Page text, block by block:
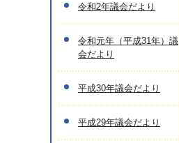
令和2年議会だより
令和元年（平成31年）議
会だより
平成30年議会だより
平成29年議会だより